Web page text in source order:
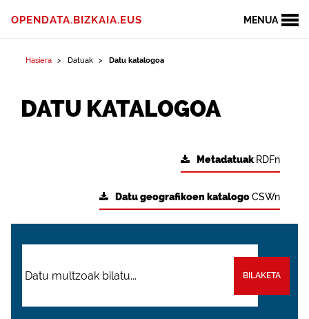
MENUA
OPENDATA.BIZKAIA.EUS
Hasiera Datuak Datu katalogoa
DATU KATALOGOA
Metadatuak RDFn
Datu geografikoen katalogoCSWn
BILAKETA